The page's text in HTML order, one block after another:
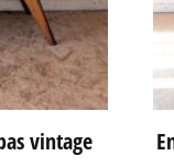
vintage